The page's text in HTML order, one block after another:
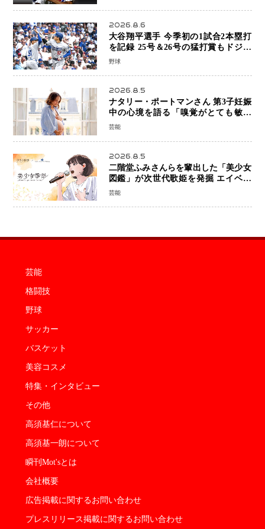
2026.8.6
大谷翔平選手 今季初の1試合2本塁打
を記録 25号＆26号の猛打賞もドジャ
ースは今季ワーストの6連敗
野球
2026.8.5
ナタリー・ポートマンさん 第3子妊娠
中の心境を語る「嗅覚がとても敏感
に」マタニティフォトも公開
芸能
2026.8.5
二階堂ふみさんらを輩出した「美少女
図鑑」が次世代歌姫を発掘 エイベッ
クスと「美少女歌祭2026」開催決定
芸能
芸能
格闘技
野球
サッカー
バスケット
美容コスメ
特集・インタビュー
その他
高須基仁について
高須基一朗について
瞬刊Mot'sとは
会社概要
広告掲載に関するお問い合わせ
プレスリリース掲載に関するお問い合わせ